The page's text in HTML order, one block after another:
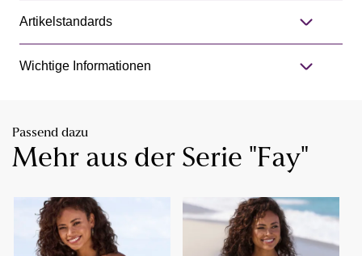
Artikelstandards
Wichtige Informationen
Passend dazu
Mehr aus der Serie "Fay"